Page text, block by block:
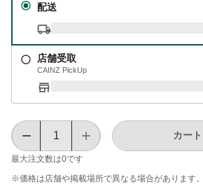
配送
店舗受取
CAINZ PickUp
最大注文数は0です
カー
※価格は​店舗や​掲載場所で​異なる​場合が​あります。